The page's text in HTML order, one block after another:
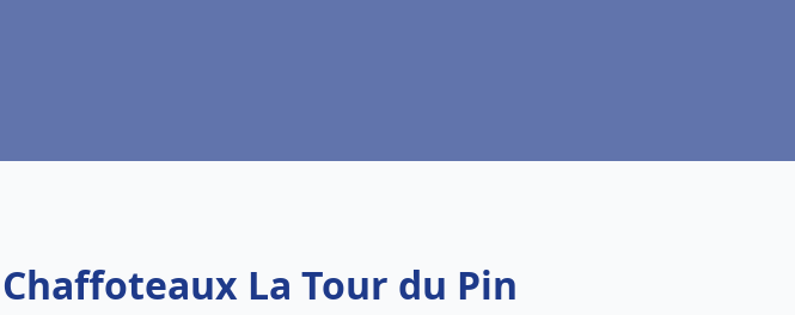
La Tour du Pin